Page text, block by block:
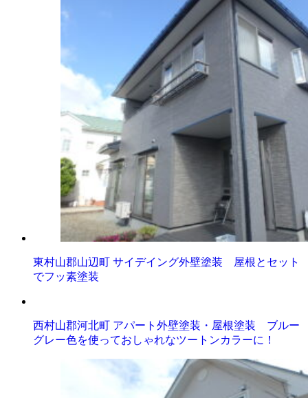
東村山郡山辺町 サイデイング外壁塗装 屋根とセット
でフッ素塗装
西村山郡河北町 アパート外壁塗装・屋根塗装 ブルー
グレー色を使っておしゃれなツートンカラーに！